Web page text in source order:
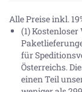
Alle Preise inkl.
(1)
für
Österreichs.
einen Teil